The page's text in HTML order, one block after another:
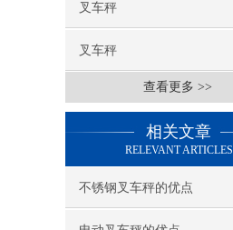
叉车秤
叉车秤
查看更多 >>
相关文章
RELEVANT ARTICLES
不锈钢叉车秤的优点